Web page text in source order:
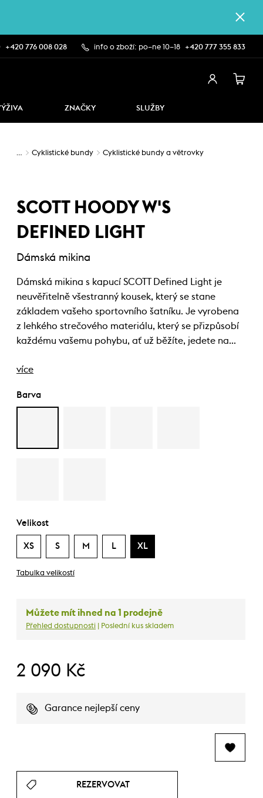
+420 776 008 028 info o zboží: po–ne 10–18 +420 777 355 833
ZNAČKY SLUŽBY
… Cyklistické bundy Cyklistické bundy a větrovky
SCOTT HOODY W'S
DEFINED LIGHT
Dámská mikina
Dámská mikina s kapucí SCOTT Defined Light je
neuvěřitelně všestranný kousek, který se stane
základem vašeho sportovního šatníku. Je vyrobena
z lehkého strečového materiálu, který se přizpůsobí
každému vašemu pohybu, ať už běžíte, jedete na…
více
Barva
Velikost
XS S M L XL
Tabulka velikostí
Můžete mít ihned na 1 prodejně
Přehled dostupnosti | Poslední kus skladem
2 090 Kč
Garance nejlepší ceny
REZERVOVAT